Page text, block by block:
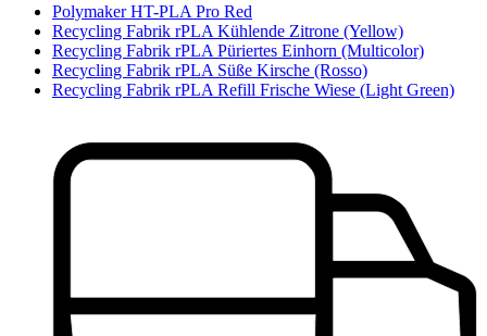
Polymaker HT-PLA Pro Red
Recycling Fabrik rPLA Kühlende Zitrone (Yellow)
Recycling Fabrik rPLA Püriertes Einhorn (Multicolor)
Recycling Fabrik rPLA Süße Kirsche (Rosso)
Recycling Fabrik rPLA Refill Frische Wiese (Light Green)